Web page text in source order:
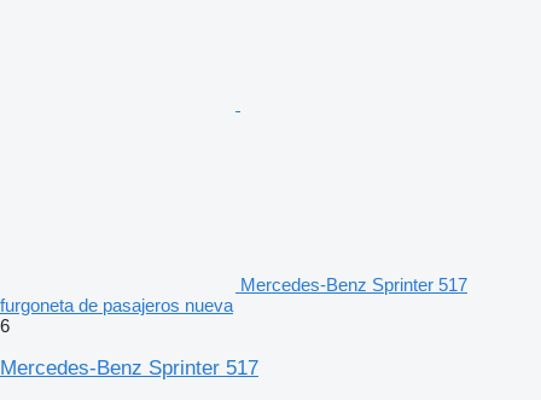
Mercedes-Benz Sprinter 517
furgoneta de pasajeros nueva
6
Mercedes-Benz Sprinter 517